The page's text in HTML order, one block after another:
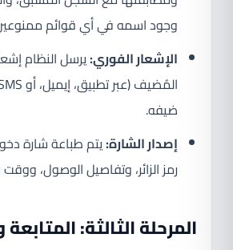
وجود اسمه في أي قوائم
الإشعار الفوري:يرسل النظام
ضيفه.
إصدار الشارة:يتم طباعة شارة
رمز الزائر، وتفاصيل الوصول، ووقت
المرحلة الثالثة: